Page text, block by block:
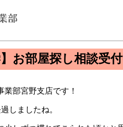
お部屋探し相談受付
部宮野支店です！
しましたね。